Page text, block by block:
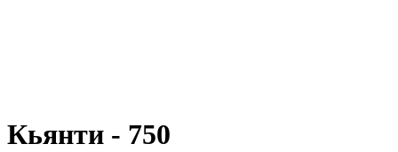
Кьянти - 750